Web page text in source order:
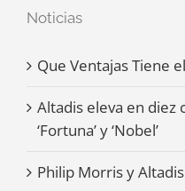
Noticias
Que Ventajas Tiene
Altadis eleva en diez
‘Fortuna’ y ‘Nobel’
Philip Morris y